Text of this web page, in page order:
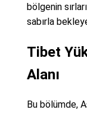
bölgenin
sabırla
Tibet
Alanı
Bu bölümde,